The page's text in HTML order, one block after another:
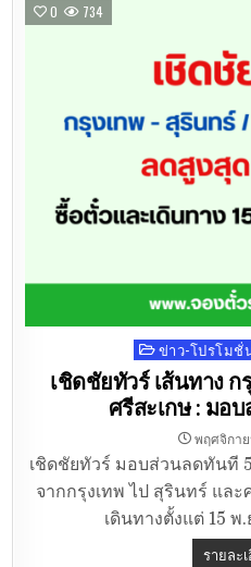
0 734
Posted
in
ข่าว-โปรโมชั่
เชิดชัยทัวร์ เส้นทาง ก
ศรีสะเกษ : มอ
พฤศจิกาย
เชิดชัยทัวร์ มอบส่วนลดทันที
จากกรุงเทพ ไป สุรินทร์ แล
เดินทางตั้งแต่ 15
รายละ